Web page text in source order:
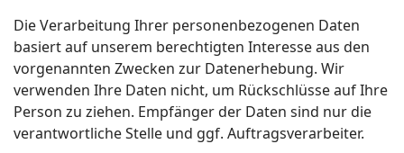
Die Verarbeitung Ihrer personenbezogenen Daten
basiert auf unserem berechtigten Interesse aus den
vorgenannten Zwecken zur Datenerhebung. Wir
verwenden Ihre Daten nicht, um Rückschlüsse auf Ihre
Person zu ziehen. Empfänger der Daten sind nur die
verantwortliche Stelle und ggf. Auftragsverarbeiter.